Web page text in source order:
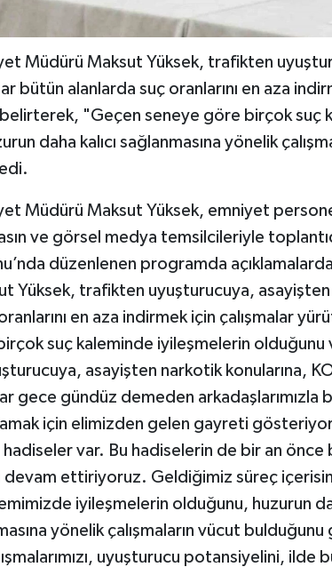
Müdürü Maksut Yüksek, trafikten
bütün alanlarda suç oranlarını en aza
"Geçen seneye göre birçok suç
daha kalıcı sağlanmasına yönelik
Müdürü Maksut Yüksek, emniyet
ve görsel medya temsilcileriyle
düzenlenen programda
Yüksek, trafikten uyuşturucuya,
en aza indirmek için çalışmalar
suç kaleminde iyileşmelerin olduğunu
asayişten narkotik konularına,
gece gündüz demeden arkadaşlarımızla
için elimizden gelen gayreti
hadiseler var. Bu hadiselerin de bir an
ettiriyoruz. Geldiğimiz süreç
iyileşmelerin olduğunu, huzurun
yönelik çalışmaların vücut
uyuşturucu potansiyelini, ilde